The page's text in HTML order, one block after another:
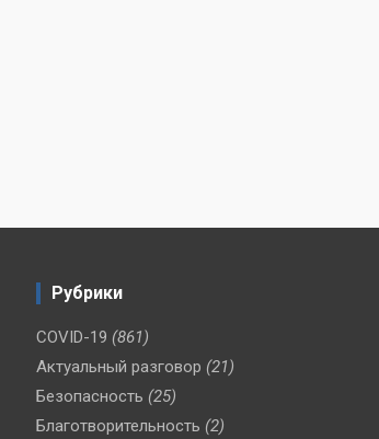
Рубрики
COVID-19 (861)
Актуальный разговор (21)
Безопасность (25)
Благотворительность (2)